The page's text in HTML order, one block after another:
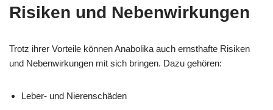
Risiken und Nebenwirkungen
Trotz ihrer Vorteile können Anabolika auch ernsthafte Risiken
und Nebenwirkungen mit sich bringen. Dazu gehören:
Leber- und Nierenschäden